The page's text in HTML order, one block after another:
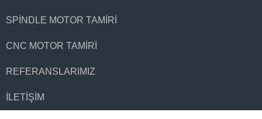
SPINDLE MOTOR TAMIRI
CNC MOTOR TAMIRI
REFERANSLARIMIZ
İLETIŞIM